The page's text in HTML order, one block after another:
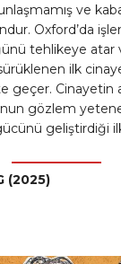
ve
Oxford’da
tehlikeye atar
ilk
geçer. Cinayetin
gözlem
geliştirdiği
(2025)